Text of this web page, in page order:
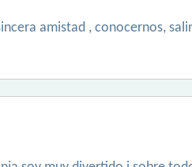
amistad , conocernos,